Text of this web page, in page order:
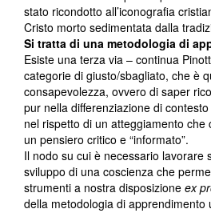
stato ricondotto all’iconografia
Cristo morto sedimentata dalla
Si tratta di una metodologia di
Esiste una terza via – continua
categorie di giusto/sbagliato, che è
consapevolezza, ovvero di saper
pur nella differenziazione di
nel rispetto di un atteggiamento
un pensiero critico e “informato”.
Il nodo su cui è necessario lavorare
sviluppo di una coscienza che
strumenti a nostra disposizione ex
della metodologia di apprendimento